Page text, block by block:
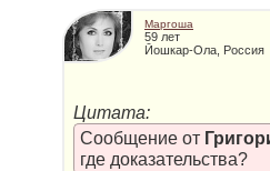
Маргоша
59 лет
Йошкар-Ола, Россия
Цитата:
Сообщение от
где доказательства?